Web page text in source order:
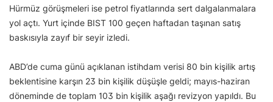
Hürmüz görüşmeleri ise petrol fiyatlarında sert dalgalanmalara
yol açtı. Yurt içinde BIST 100 geçen haftadan taşınan satış
baskısıyla zayıf bir seyir izledi.
ABD’de cuma günü açıklanan istihdam verisi 80 bin kişilik artış
beklentisine karşın 23 bin kişilik düşüşle geldi; mayıs-haziran
döneminde de toplam 103 bin kişilik aşağı revizyon yapıldı. Bu